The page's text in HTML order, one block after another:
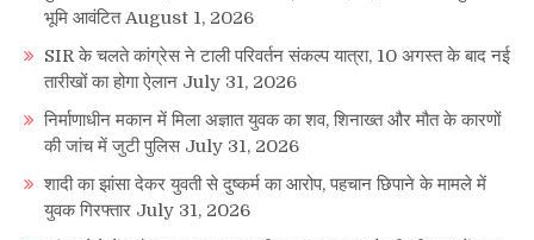
भूमि आवंटित August 1, 2026
SIR के चलते कांग्रेस ने टाली परिवर्तन संकल्प यात्रा, 10 अगस्त के बाद नई
तारीखों का होगा ऐलान July 31, 2026
निर्माणाधीन मकान में मिला अज्ञात युवक का शव, शिनाख्त और मौत के कारणों
की जांच में जुटी पुलिस July 31, 2026
शादी का झांसा देकर युवती से दुष्कर्म का आरोप, पहचान छिपाने के मामले में
युवक गिरफ्तार July 31, 2026